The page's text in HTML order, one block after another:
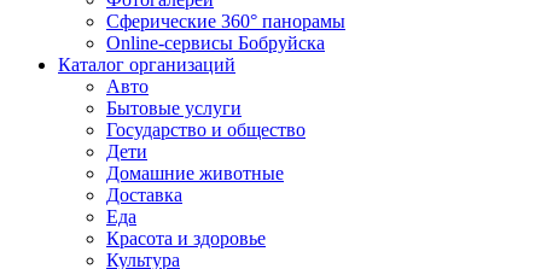
Сферические 360° панорамы
Online-сервисы Бобруйска
Каталог организаций
Авто
Бытовые услуги
Государство и общество
Дети
Домашние животные
Доставка
Еда
Красота и здоровье
Культура